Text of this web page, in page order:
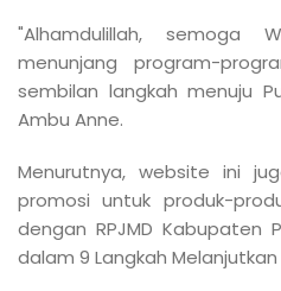
"Alhamdulillah, semoga
menunjang program-
sembilan langkah menuju
Ambu Anne.
Menurutnya, website ini
promosi untuk produk-
dengan RPJMD Kabupaten
dalam 9 Langkah